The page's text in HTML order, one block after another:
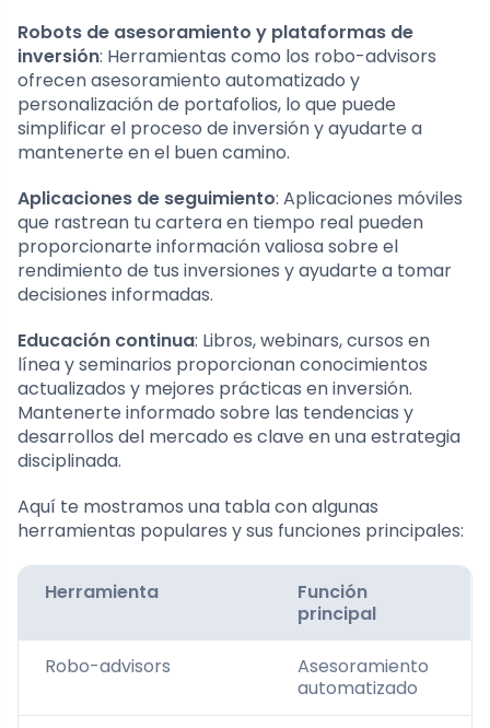
Robots de asesoramiento y plataformas de
inversión: Herramientas como los robo-advisors
ofrecen asesoramiento automatizado y
personalización de portafolios, lo que puede
simplificar el proceso de inversión y ayudarte a
mantenerte en el buen camino.
Aplicaciones de seguimiento: Aplicaciones móviles
que rastrean tu cartera en tiempo real pueden
proporcionarte información valiosa sobre el
rendimiento de tus inversiones y ayudarte a tomar
decisiones informadas.
Educación continua: Libros, webinars, cursos en
línea y seminarios proporcionan conocimientos
actualizados y mejores prácticas en inversión.
Mantenerte informado sobre las tendencias y
desarrollos del mercado es clave en una estrategia
disciplinada.
Aquí te mostramos una tabla con algunas
herramientas populares y sus funciones principales:
Herramienta
Función
principal
Robo-advisors
Asesoramiento
automatizado